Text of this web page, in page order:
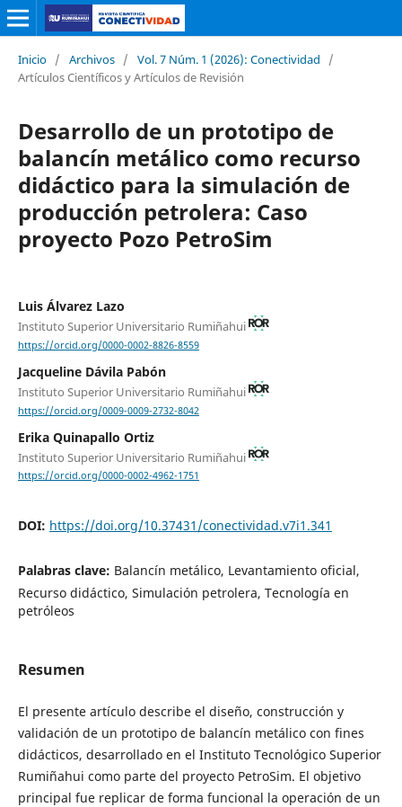
Inicio / Archivos / Vol. 7 Núm. 1 (2026): Conectividad
/
Artículos Científicos y Artículos de Revisión
Desarrollo de un prototipo de
balancín metálico como recurso
didáctico para la simulación de
producción petrolera: Caso
proyecto Pozo PetroSim
Luis Álvarez Lazo
Instituto Superior Universitario Rumiñahui
https://orcid.org/0000-0002-8826-8559
Jacqueline Dávila Pabón
Instituto Superior Universitario Rumiñahui
https://orcid.org/0009-0009-2732-8042
Erika Quinapallo Ortiz
Instituto Superior Universitario Rumiñahui
https://orcid.org/0000-0002-4962-1751
DOI: https://doi.org/10.37431/conectividad.v7i1.341
Palabras clave: Balancín metálico, Levantamiento oficial,
Recurso didáctico, Simulación petrolera, Tecnología en
petróleos
Resumen
El presente artículo describe el diseño, construcción y
validación de un prototipo de balancín metálico con fines
didácticos, desarrollado en el Instituto Tecnológico Superior
Rumiñahui como parte del proyecto PetroSim. El objetivo
principal fue replicar de forma funcional la operación de un